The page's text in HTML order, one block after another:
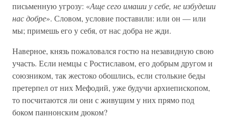
письменную угрозу: «Аще сего имаши у себе, не избудеши
нас добре». Словом, условие поставили: или он — или
мы; примешь его у себя, от нас добра не жди.
Наверное, князь пожаловался гостю на незавидную свою
участь. Если немцы с Ростиславом, его добрым другом и
союзником, так жестоко обошлись, если столькие беды
претерпел от них Мефодий, уже будучи архиепископом,
то посчитаются ли они с живущим у них прямо под
боком паннонским дюком?